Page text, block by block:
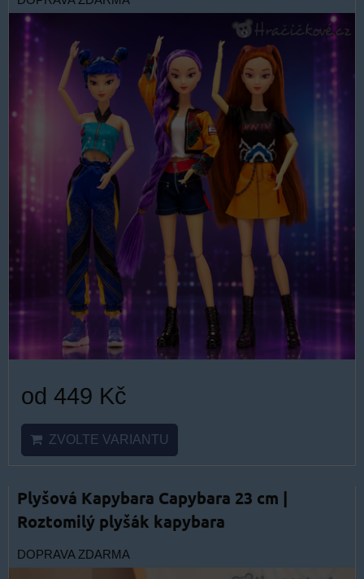
od 449 Kč
ZVOLTE VARIANTU
Plyšová Kapybara Capybara 23 cm |
Roztomilý plyšák kapybara
DOPRAVA ZDARMA